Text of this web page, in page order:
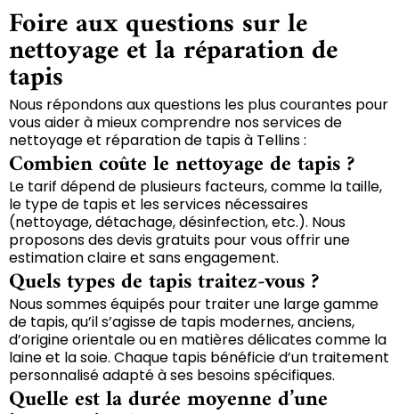
Foire aux questions sur le
nettoyage et la réparation de
tapis
Nous répondons aux questions les plus courantes pour
vous aider à mieux comprendre nos services de
nettoyage et réparation de tapis à Tellins :
Combien coûte le nettoyage de tapis ?
Le tarif dépend de plusieurs facteurs, comme la taille,
le type de tapis et les services nécessaires
(nettoyage, détachage, désinfection, etc.). Nous
proposons des devis gratuits pour vous offrir une
estimation claire et sans engagement.
Quels types de tapis traitez-vous ?
Nous sommes équipés pour traiter une large gamme
de tapis, qu’il s’agisse de tapis modernes, anciens,
d’origine orientale ou en matières délicates comme la
laine et la soie. Chaque tapis bénéficie d’un traitement
personnalisé adapté à ses besoins spécifiques.
Quelle est la durée moyenne d’une